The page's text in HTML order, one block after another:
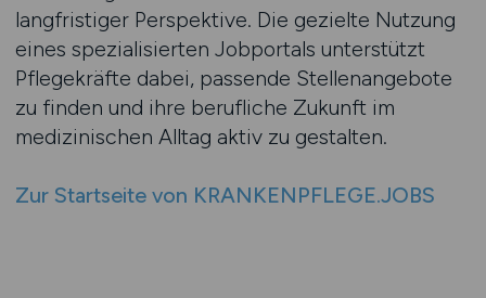
langfristiger Perspektive. Die gezielte Nutzung
eines spezialisierten Jobportals unterstützt
Pflegekräfte dabei, passende Stellenangebote
zu finden und ihre berufliche Zukunft im
medizinischen Alltag aktiv zu gestalten.
Zur Startseite von KRANKENPFLEGE.JOBS